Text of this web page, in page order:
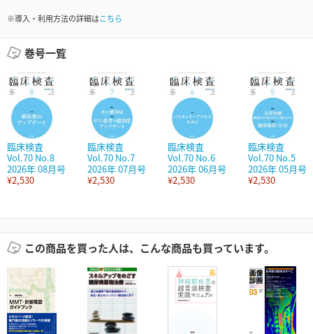
※導入・利用方法の詳細はこちら
巻号一覧
臨床検査
Vol.70 No.8
2026年 08月号
¥2,530
臨床検査
Vol.70 No.7
2026年 07月号
¥2,530
臨床検査
Vol.70 No.6
2026年 06月号
¥2,530
臨床検査
Vol.70 No.5
2026年 05月号
¥2,530
この商品を買った人は、こんな商品も買っています。